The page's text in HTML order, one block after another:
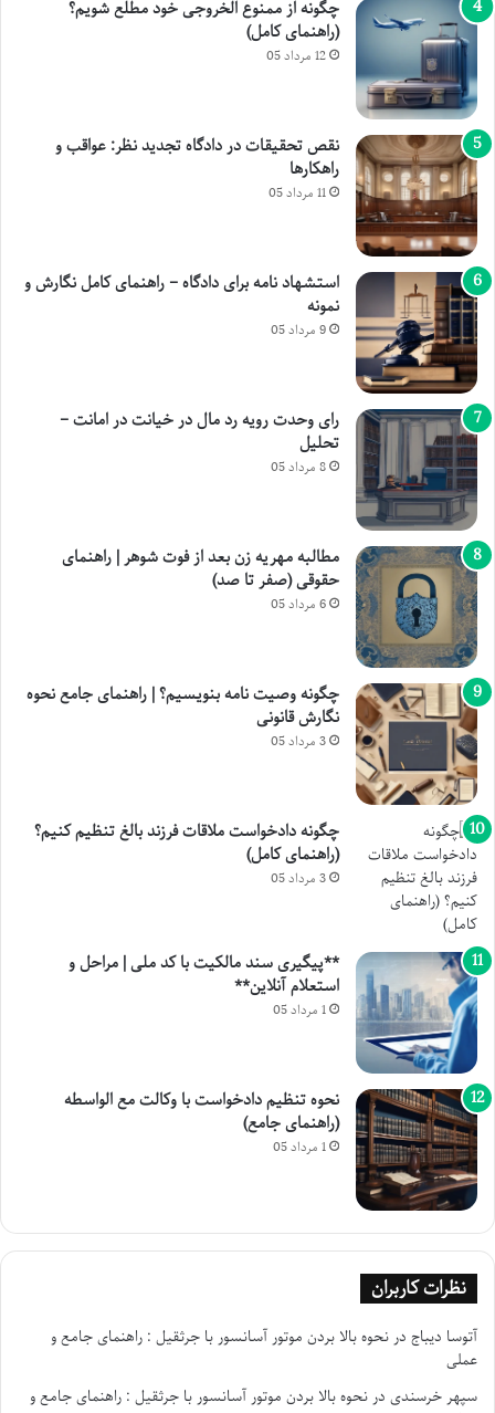
چگونه از ممنوع الخروجی خود مطلع شویم؟
(راهنمای کامل)
12 مرداد 05
نقص تحقیقات در دادگاه تجدید نظر: عواقب و
راهکارها
11 مرداد 05
استشهاد نامه برای دادگاه – راهنمای کامل نگارش و
نمونه
9 مرداد 05
رای وحدت رویه رد مال در خیانت در امانت –
تحلیل
8 مرداد 05
مطالبه مهریه زن بعد از فوت شوهر | راهنمای
حقوقی (صفر تا صد)
6 مرداد 05
چگونه وصیت نامه بنویسیم؟ | راهنمای جامع نحوه
نگارش قانونی
3 مرداد 05
چگونه دادخواست ملاقات فرزند بالغ تنظیم کنیم؟
(راهنمای کامل)
3 مرداد 05
**پیگیری سند مالکیت با کد ملی | مراحل و
استعلام آنلاین**
1 مرداد 05
نحوه تنظیم دادخواست با وکالت مع الواسطه
(راهنمای جامع)
1 مرداد 05
نظرات کاربران
آتوسا دیباج درنحوه بالا بردن موتور آسانسور با جرثقیل : راهنمای جامع و
عملی
سپهر خرسندی درنحوه بالا بردن موتور آسانسور با جرثقیل : راهنمای جامع و